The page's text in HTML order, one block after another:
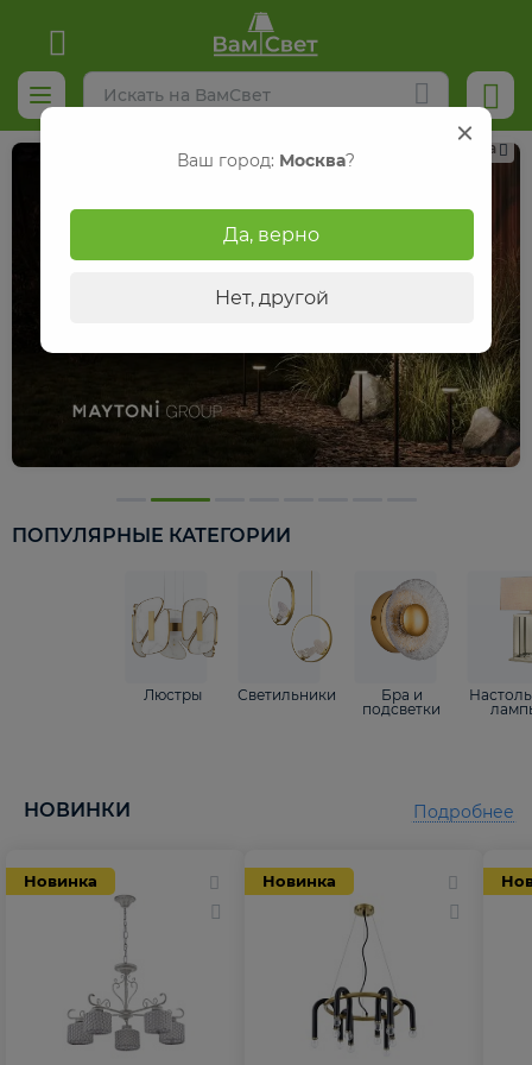
Реклама
ПОПУЛЯРНЫЕ КАТЕГОРИИ
Люстры Светильники
Бра и
подсветки
НОВИНКИ
Новинка Новинка
Подробнее
Ваш город: Москва?
Да, верно
Нет, другой